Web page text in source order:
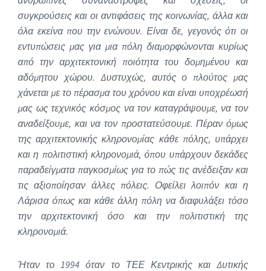
συγκρούσεις και οι αντιφάσεις της κοινωνίας, άλλα και
όλα εκείνα που την ενώνουν. Είναι δε, γεγονός ότι οι
εντυπώσεις μας για μια πόλη διαμορφώνονται κυρίως
από την αρχιτεκτονική ποιότητα του δομημένου και
αδόμητου χώρου. Δυστυχώς, αυτός ο πλούτος μας
χάνεται με το πέρασμα του χρόνου και είναι υποχρέωσή
μας ως τεχνικός κόσμος να τον καταγράψουμε, να τον
αναδείξουμε, και να τον προστατεύσουμε. Πέραν όμως
της αρχιτεκτονικής κληρονομίας κάθε πόλης, υπάρχει
και η πολιτιστική κληρονομιά, όπου υπάρχουν δεκάδες
παραδείγματα παγκοσμίως για το πώς τις ανέδειξαν και
τις αξιοποίησαν άλλες πόλεις. Οφείλει λοιπόν και η
Λάρισα όπως και κάθε άλλη πόλη να διαφυλάξει τόσο
την αρχιτεκτονική όσο και την πολιτιστική της
κληρονομιά.
Ήταν το 1994 όταν το ΤΕΕ Κεντρικής και Δυτικής